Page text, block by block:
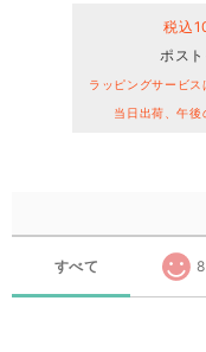
税込
ポス
ラッピングサービ
当日出荷、午後
すべて